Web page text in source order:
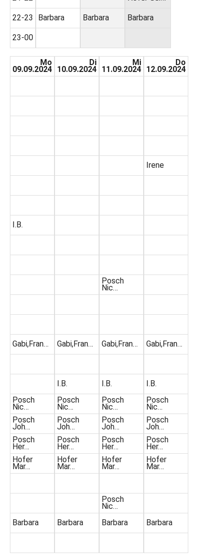
22-23
23-00
Barbara Barbara Barbara
Mo
09.09.2024
I.B.
Gabi,Fran…
Posch
Nic…
Posch
Joh…
Posch
Her…
Hofer
Mar…
Barbara
Di
10.09.2024
Gabi,Fran…
I.B.
Posch
Nic…
Posch
Joh…
Posch
Her…
Hofer
Mar…
Barbara
Mi
11.09.2024
Posch
Nic…
Gabi,Fran…
I.B.
Posch
Nic…
Posch
Joh…
Posch
Her…
Hofer
Mar…
Posch
Nic…
Barbara
Do
12.09.2024
Irene
Gabi,Fran…
I.B.
Posch
Nic…
Posch
Joh…
Posch
Her…
Hofer
Mar…
Barbara